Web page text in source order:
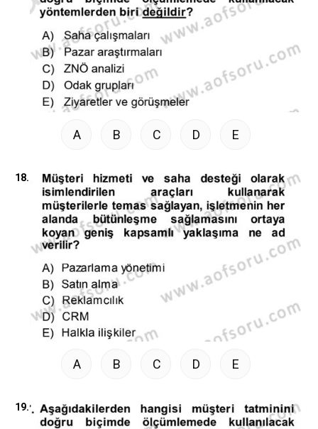
A B C D E
18.
A B C D E
19.